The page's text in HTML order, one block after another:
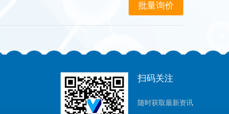
扫码关注
随时获取最新资讯